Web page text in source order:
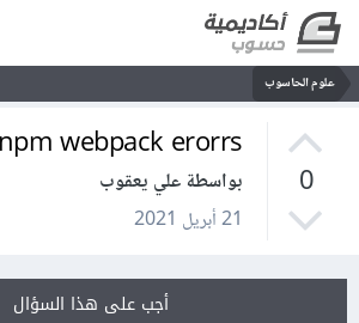
علوم الحاسوب
0
npm webpack erorrs
بواسطة علي يعقوب
21 أبريل 2021
أجب على هذا السؤال